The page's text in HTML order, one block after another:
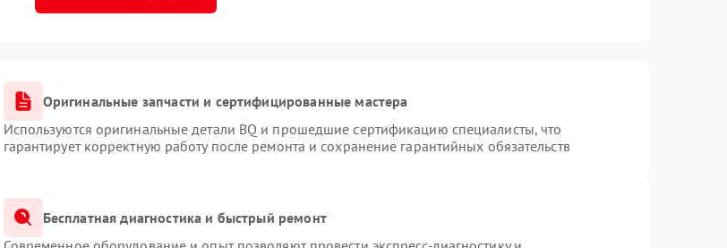
Оригинальные запчасти и сертифицированные мастера
Используются оригинальные детали BQ и прошедшие сертификацию специалисты, что
гарантирует корректную работу после ремонта и сохранение гарантийных обязательств
Бесплатная диагностика и быстрый ремонт